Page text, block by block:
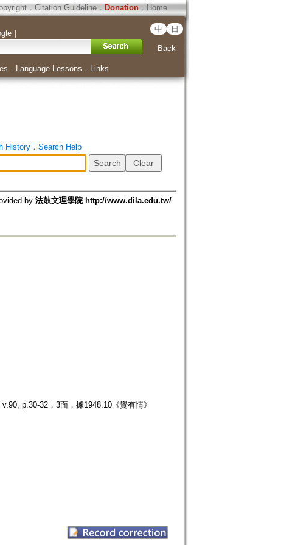
．Citation Guideline． Donation．Home
｜ 中 日
Back
． Language Lessons ． Links
History． Search Help
by 法鼓文理學院 http://www.dila.edu.tw/.
p.30-32，3面，據1948.10《覺有情》